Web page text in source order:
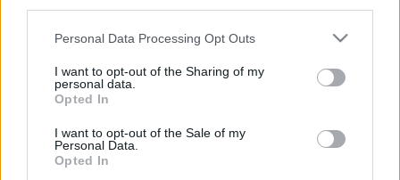
Please note that this website/app uses one or more Google
not limited to your visit or usage behaviour. You may click to
grant or deny consent to Google and its third-party tags to
use your data for below specified purposes in below Google
consent section.
Personal Data Processing Opt Outs
I want to opt-out of the Sharing of my
personal data.
Opted In
I want to opt-out of the Sale of my
Personal Data.
Opted In
Πυγμαχία
Άρση Βαρών
Γιάννης Σερέτης
Σταύρος Σουντουλίδης
Δημήτρης Τομαράς
Γιώργος Τσακίρης
Δημήτρης Τσορμπατζόγλου
Ολυμπιακός
ΠΑΟΚ
Άρης
gMotion
Gazzetta For Her
Για τον Αλέξανδρο
#GiatonAlki
Η μητρότητα στον πάγκο
GAZZETTA SPECIALS
Unique
Wyscout Analysis
Συνεντεύξεις
Μεγάλη μου Αγάπη
ΖΩΝΤΑΝΑ